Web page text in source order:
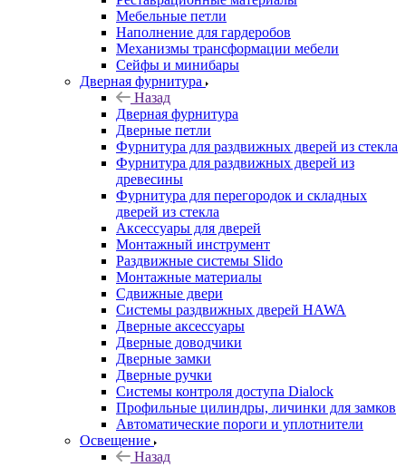
Мебельные петли
Наполнение для гардеробов
Механизмы трансформации мебели
Сейфы и минибары
Дверная фурнитура
Назад
Дверная фурнитура
Дверные петли
Фурнитура для раздвижных дверей из стекла
Фурнитура для раздвижных дверей из
древесины
Фурнитура для перегородок и складных
дверей из стекла
Аксессуары для дверей
Монтажный инструмент
Раздвижные системы Slido
Монтажные материалы
Сдвижные двери
Системы раздвижных дверей HAWA
Дверные аксессуары
Дверные доводчики
Дверные замки
Дверные ручки
Системы контроля доступа Dialock
Профильные цилиндры, личинки для замков
Автоматические пороги и уплотнители
Освещение
Назад